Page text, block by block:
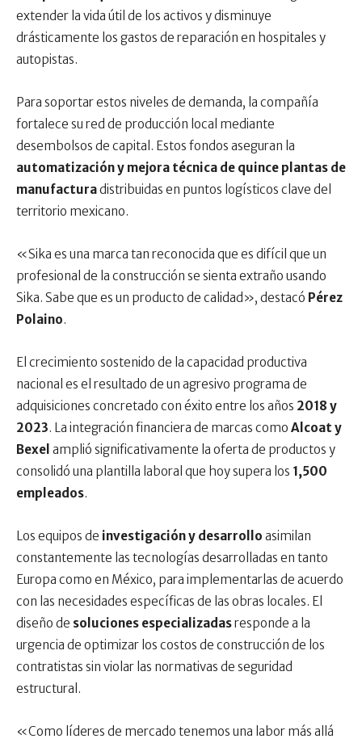
extender la vida útil de los activos y disminuye
drásticamente los gastos de reparación en hospitales y
autopistas.
Para soportar estos niveles de demanda, la compañía
fortalece su red de producción local mediante
desembolsos de capital. Estos fondos aseguran la
automatización y mejora técnica de quince plantas de
manufacturadistribuidas en puntos logísticos clave del
territorio mexicano.
«Sika es una marca tan reconocida que es difícil que un
profesional de la construcción se sienta extraño usando
Sika. Sabe que es un producto de calidad», destacó Pérez
Polaino.
El crecimiento sostenido de la capacidad productiva
nacional es el resultado de un agresivo programa de
adquisiciones concretado con éxito entre los años 2018 y
2023. La integración financiera de marcas como Alcoat y
Bexel amplió significativamente la oferta de productos y
consolidó una plantilla laboral que hoy supera los 1,500
empleados.
Los equipos de investigación y desarrollo asimilan
constantemente las tecnologías desarrolladas en tanto
Europa como en México, para implementarlas de acuerdo
con las necesidades específicas de las obras locales. El
diseño de soluciones especializadasresponde a la
urgencia de optimizar los costos de construcción de los
contratistas sin violar las normativas de seguridad
estructural.
«Como líderes de mercado tenemos una labor más allá